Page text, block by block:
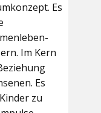
Es
Im Kern
Es
zu